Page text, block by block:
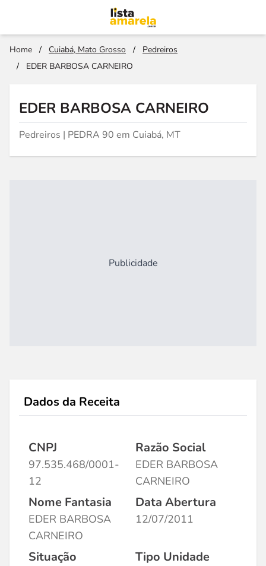
Home / Cuiabá, Mato Grosso /
Pedreiros
/
EDER BARBOSA CARNEIRO
EDER BARBOSA CARNEIRO
Pedreiros | PEDRA 90 em Cuiabá, MT
Publicidade
Dados da Receita
CNPJ
97.535.468/0001-
12
Razão Social
EDER BARBOSA
CARNEIRO
Nome Fantasia
EDER BARBOSA
CARNEIRO
Data Abertura
12/07/2011
Situação Tipo Unidade